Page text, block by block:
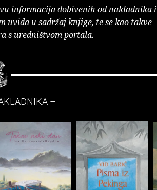
informacija dobivenih od nakladnika i
uvida u sadržaj knjige, te se kao takve
s uredništvom portala.
–